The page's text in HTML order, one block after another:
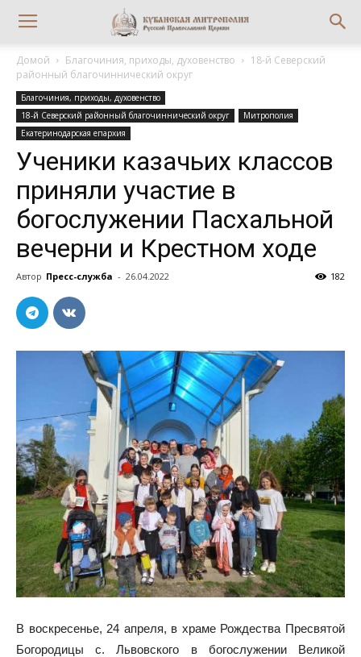
Домой Благочиния, приходы, духовенство
18-й Северский
районный благочиннический округ
Благочиния, приходы, духовенство
18-й Северский районный благочиннический округ
Митрополия
Екатеринодарская епархия
Ученики казачьих классов
приняли участие в
богослужении Пасхальной
вечерни и Крестном ходе
Автор Пресс-служба - 26.04.2022 182
В воскресенье, 24 апреля, в храме Рождества Пресвятой
Богородицы с. Львовского в богослужении Великой